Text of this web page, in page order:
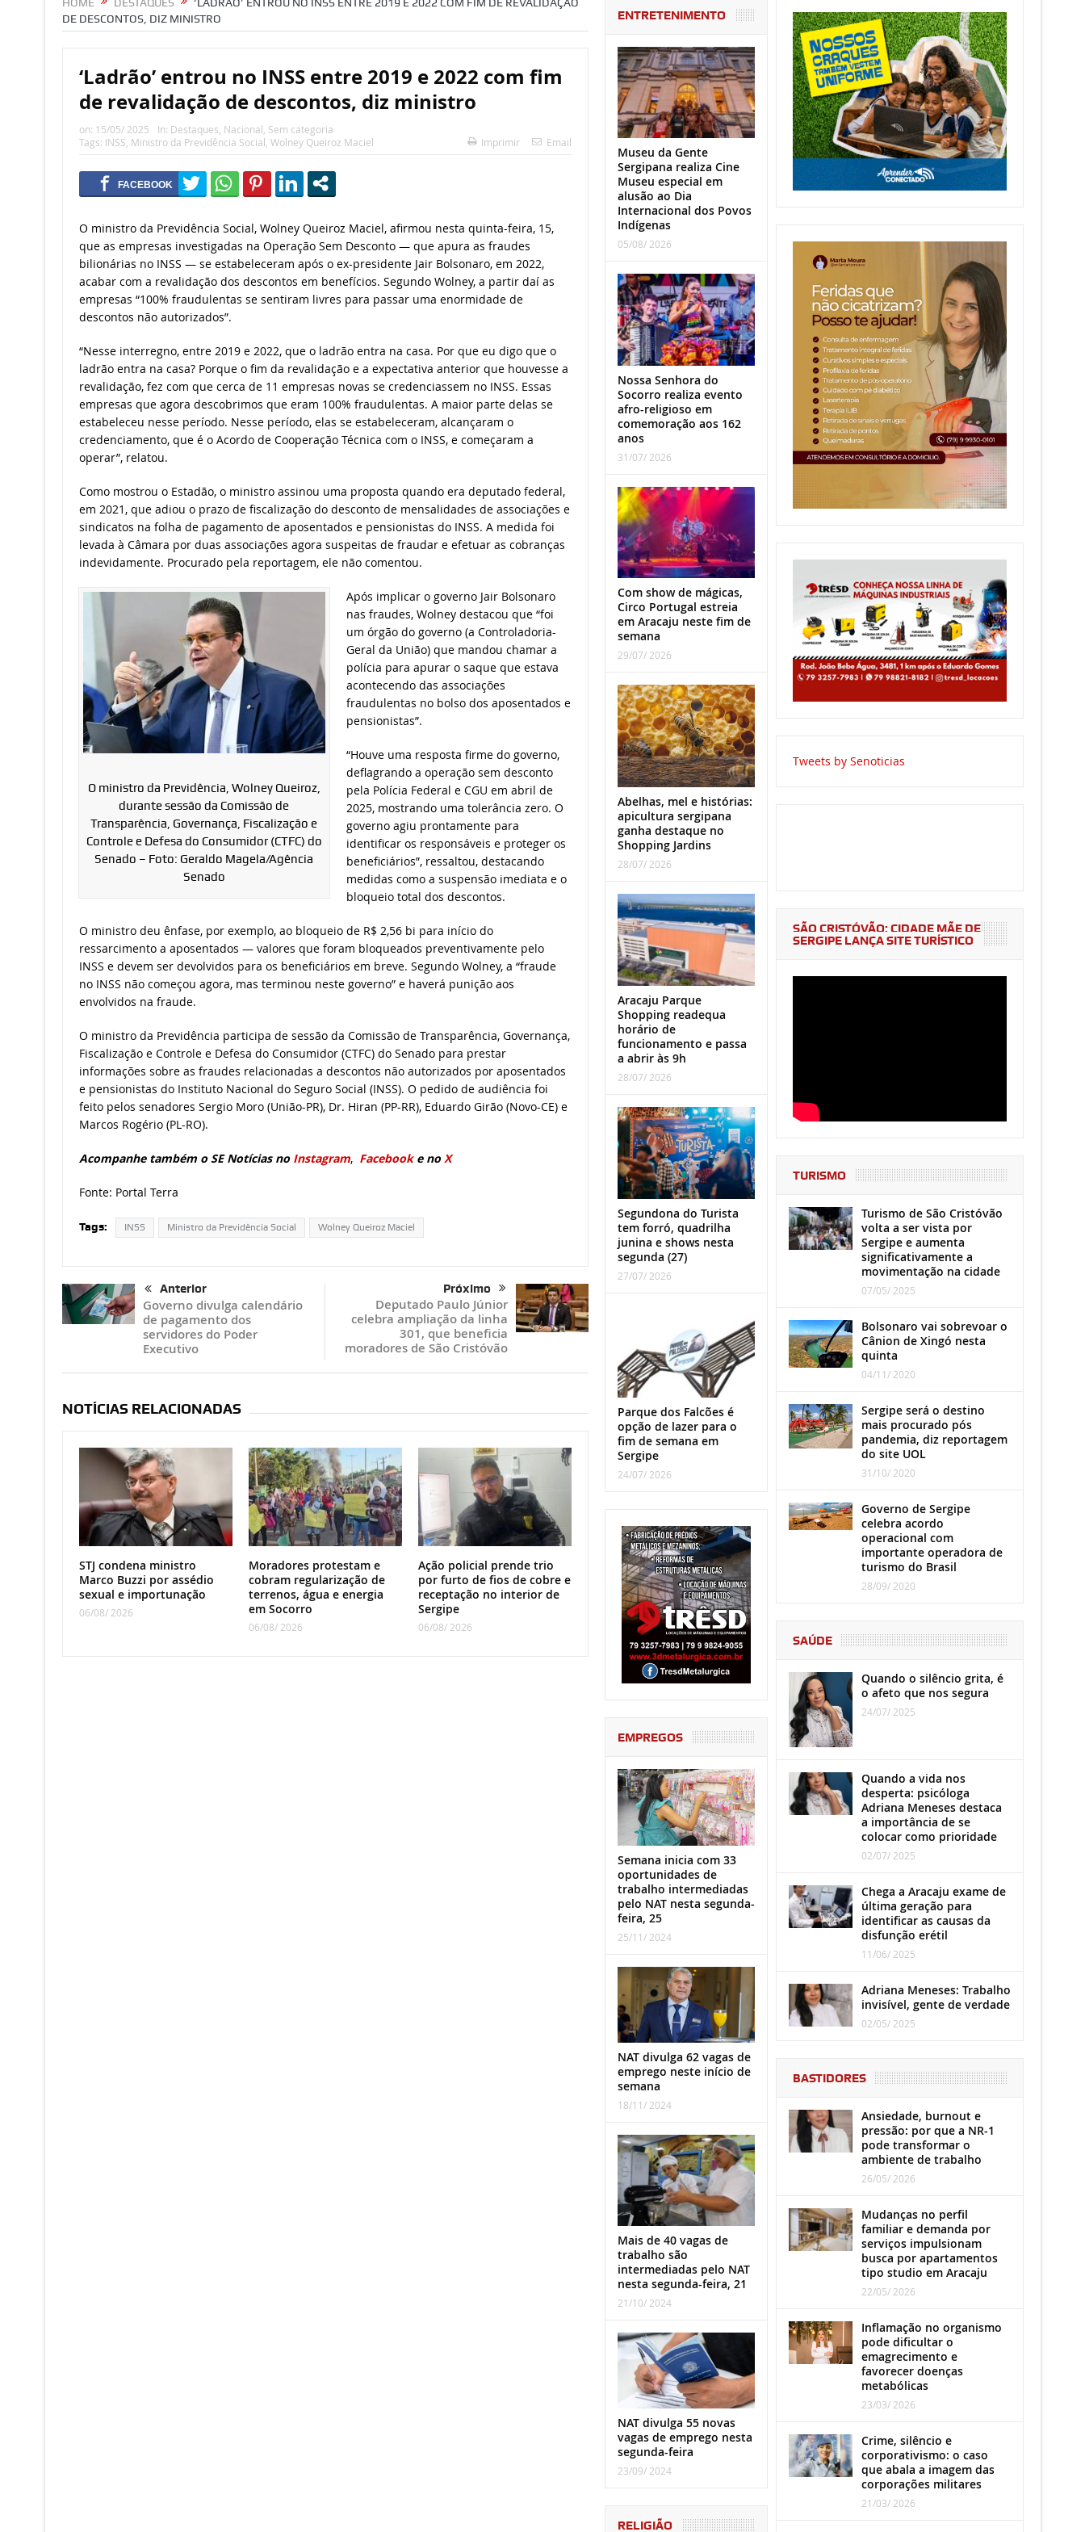
DE DESCONTOS, DIZ MINISTRO
‘Ladrão’ entrou no INSS entre 2019 e 2022 com fim
de revalidação de descontos, diz ministro
on: 15/05/ 2025 In: Destaques Nacional Sem categoria
Tags: INSS Ministro da Previdência Social Wolney Queiroz Maciel Imprimir Email
O ministro da Previdência Social, Wolney Queiroz Maciel, afirmou nesta quinta-feira, 15,
que as empresas investigadas na Operação Sem Desconto — que apura as fraudes
bilionárias no INSS — se estabeleceram após o ex-presidente Jair Bolsonaro, em 2022,
acabar com a revalidação dos descontos em benefícios. Segundo Wolney, a partir daí as
empresas “100% fraudulentas se sentiram livres para passar uma enormidade de
descontos não autorizados”.
“Nesse interregno, entre 2019 e 2022, que o ladrão entra na casa. Por que eu digo que o
ladrão entra na casa? Porque o fim da revalidação e a expectativa anterior que houvesse a
revalidação, fez com que cerca de 11 empresas novas se credenciassem no INSS. Essas
empresas que agora descobrimos que eram 100% fraudulentas. A maior parte delas se
estabeleceu nesse período. Nesse período, elas se estabeleceram, alcançaram o
credenciamento, que é o Acordo de Cooperação Técnica com o INSS, e começaram a
operar”, relatou.
Como mostrou o Estadão, o ministro assinou uma proposta quando era deputado federal,
em 2021, que adiou o prazo de fiscalização do desconto de mensalidades de associações e
sindicatos na folha de pagamento de aposentados e pensionistas do INSS. A medida foi
levada à Câmara por duas associações agora suspeitas de fraudar e efetuar as cobranças
indevidamente. Procurado pela reportagem, ele não comentou.
O ministro da Previdência, Wolney Queiroz,
durante sessão da Comissão de
Transparência, Governança, Fiscalização e
Controle e Defesa do Consumidor (CTFC) do
Senado – Foto: Geraldo Magela/Agência
Senado
Após implicar o governo Jair Bolsonaro
nas fraudes, Wolney destacou que “foi
um órgão do governo (a Controladoria-
Geral da União) que mandou chamar a
polícia para apurar o saque que estava
acontecendo das associações
fraudulentas no bolso dos aposentados e
pensionistas”.
“Houve uma resposta firme do governo,
deflagrando a operação sem desconto
pela Polícia Federal e CGU em abril de
2025, mostrando uma tolerância zero. O
governo agiu prontamente para
identificar os responsáveis e proteger os
beneficiários”, ressaltou, destacando
medidas como a suspensão imediata e o
bloqueio total dos descontos.
O ministro deu ênfase, por exemplo, ao bloqueio de R$ 2,56 bi para início do
ressarcimento a aposentados — valores que foram bloqueados preventivamente pelo
INSS e devem ser devolvidos para os beneficiários em breve. Segundo Wolney, a “fraude
no INSS não começou agora, mas terminou neste governo” e haverá punição aos
envolvidos na fraude.
O ministro da Previdência participa de sessão da Comissão de Transparência, Governança,
Fiscalização e Controle e Defesa do Consumidor (CTFC) do Senado para prestar
informações sobre as fraudes relacionadas a descontos não autorizados por aposentados
e pensionistas do Instituto Nacional do Seguro Social (INSS). O pedido de audiência foi
feito pelos senadores Sergio Moro (União-PR), Dr. Hiran (PP-RR), Eduardo Girão (Novo-CE) e
Marcos Rogério (PL-RO).
Acompanhe também o SE Notícias no Instagram, Facebooke no X
Fonte: Portal Terra
Tags: INSS Ministro da Previdência Social Wolney Queiroz Maciel
Anterior
Governo divulga calendário
de pagamento dos
servidores do Poder
Executivo
Próximo
Deputado Paulo Júnior
celebra ampliação da linha
301, que beneficia
moradores de São Cristóvão
NOTÍCIAS RELACIONADAS
STJ condena ministro
Marco Buzzi por assédio
sexual e importunação
06/08/ 2026
Moradores protestam e
cobram regularização de
terrenos, água e energia
em Socorro
06/08/ 2026
Ação policial prende trio
por furto de fios de cobre e
receptação no interior de
Sergipe
06/08/ 2026
ENTRETENIMENTO
Museu da Gente
Sergipana realiza Cine
Museu especial em
alusão ao Dia
Internacional dos Povos
Indígenas
05/08/ 2026
Nossa Senhora do
Socorro realiza evento
afro-religioso em
comemoração aos 162
anos
31/07/ 2026
Com show de mágicas,
Circo Portugal estreia
em Aracaju neste fim de
semana
29/07/ 2026
Abelhas, mel e histórias:
apicultura sergipana
ganha destaque no
Shopping Jardins
28/07/ 2026
Aracaju Parque
Shopping readequa
horário de
funcionamento e passa
a abrir às 9h
28/07/ 2026
Segundona do Turista
tem forró, quadrilha
junina e shows nesta
segunda (27)
27/07/ 2026
Parque dos Falcões é
opção de lazer para o
fim de semana em
Sergipe
24/07/ 2026
EMPREGOS
Semana inicia com 33
oportunidades de
trabalho intermediadas
pelo NAT nesta segunda-
feira, 25
25/11/ 2024
NAT divulga 62 vagas de
emprego neste início de
semana
18/11/ 2024
Mais de 40 vagas de
trabalho são
intermediadas pelo NAT
nesta segunda-feira, 21
21/10/ 2024
NAT divulga 55 novas
vagas de emprego nesta
segunda-feira
23/09/ 2024
RELIGIÃO
Tweets by Senoticias
SÃO CRISTÓVÃO: CIDADE MÃE DE
SERGIPE LANÇA SITE TURÍSTICO
TURISMO
Turismo de São Cristóvão
volta a ser vista por
Sergipe e aumenta
significativamente a
movimentação na cidade
07/05/ 2025
Bolsonaro vai sobrevoar o
Cânion de Xingó nesta
quinta
04/11/ 2020
Sergipe será o destino
mais procurado pós
pandemia, diz reportagem
do site UOL
31/10/ 2020
Governo de Sergipe
celebra acordo
operacional com
importante operadora de
turismo do Brasil
28/09/ 2020
SAÚDE
Quando o silêncio grita, é
o afeto que nos segura
24/07/ 2025
Quando a vida nos
desperta: psicóloga
Adriana Meneses destaca
a importância de se
colocar como prioridade
02/07/ 2025
Chega a Aracaju exame de
última geração para
identificar as causas da
disfunção erétil
11/06/ 2025
Adriana Meneses: Trabalho
invisível, gente de verdade
02/05/ 2025
BASTIDORES
Ansiedade, burnout e
pressão: por que a NR-1
pode transformar o
ambiente de trabalho
26/05/ 2026
Mudanças no perfil
familiar e demanda por
serviços impulsionam
busca por apartamentos
tipo studio em Aracaju
22/05/ 2026
Inflamação no organismo
pode dificultar o
emagrecimento e
favorecer doenças
metabólicas
23/03/ 2026
Crime, silêncio e
corporativismo: o caso
que abala a imagem das
corporações militares
21/03/ 2026